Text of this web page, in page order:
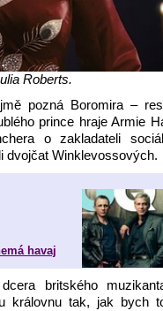
Roberts.
pozná Boromira –
prince hraje Armie
o zakladateli
dvojčat Winklevossových.
havaj
britského
královnu tak, jak bych